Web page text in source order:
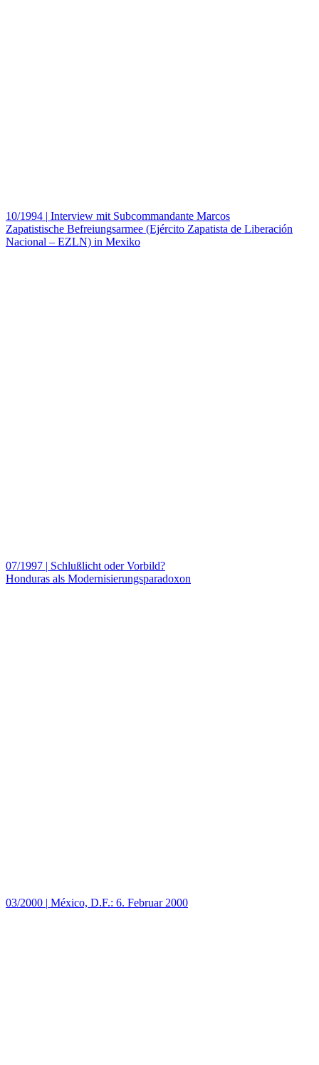
10/1994 | Interview mit Subcommandante Marcos
Zapatistische Befreiungsarmee (Ejército Zapatista de Liberación
Nacional – EZLN) in Mexiko
07/1997 | Schlußlicht oder Vorbild?
Honduras als Modernisierungsparadoxon
03/2000 | México, D.F.: 6. Februar 2000